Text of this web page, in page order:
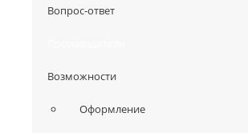
Вопрос-ответ
Возможности
Оформление